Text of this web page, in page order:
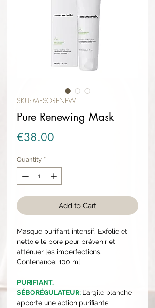
SKU: MESORENEW
Pure Renewing Mask
€38.00
Quantity *
Add to Cart
Masque purifiant intensif. Exfolie et
nettoie le pore pour prévenir et
atténuer les imperfections.
Contenance: 100 ml
PURIFIANT,
SÉBORÉGULATEUR: L’argile blanche
apporte une action purifiante